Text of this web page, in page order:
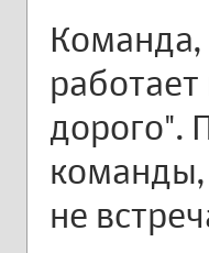
Команда,
дорого".
не